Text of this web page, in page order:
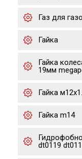
Газ для
Гайка
Гайка
19мм
Гайка
Гайка m14
dt0119